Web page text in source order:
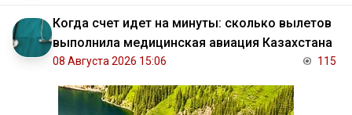
Когда счет идет на минуты: сколько вылетов
выполнила медицинская авиация Казахстана
08 Августа 2026 15:06 115